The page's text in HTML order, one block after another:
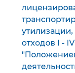
отходов I -